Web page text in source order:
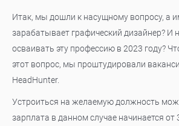
Итак, мы дошли к насущному вопросу, а
зарабатывает графический дизайнер? И
осваивать эту профессию в 2023 году?
этот вопрос, мы проштудировали
HeadHunter.
Устроиться на желаемую должность
зарплата в данном случае начинается от